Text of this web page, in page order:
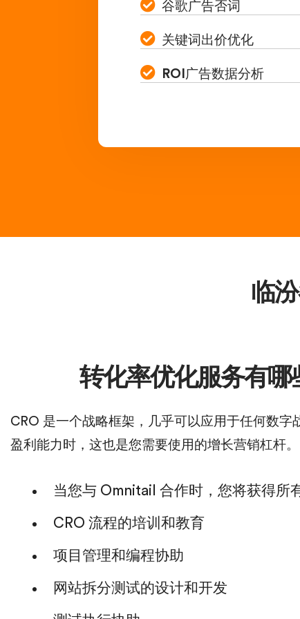
谷歌广告否词
关键词出价优化
ROI广告数据分析
临
转化率优化服务有哪
CRO 是一个战略框架，几乎可以应用于任何数字
盈利能力时，这也是您需要使用的增长营销杠杆。
当您与 Omnitail 合作时，您将获得所
CRO 流程的培训和教育
项目管理和编程协助
网站拆分测试的设计和开发